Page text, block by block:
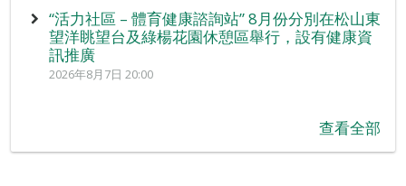
“活力社區 – 體育健康諮詢站” 8月份分別在松山東
望洋眺望台及綠楊花園休憩區舉行，設有健康資
訊推廣
2026年8月7日 20:00
查看全部